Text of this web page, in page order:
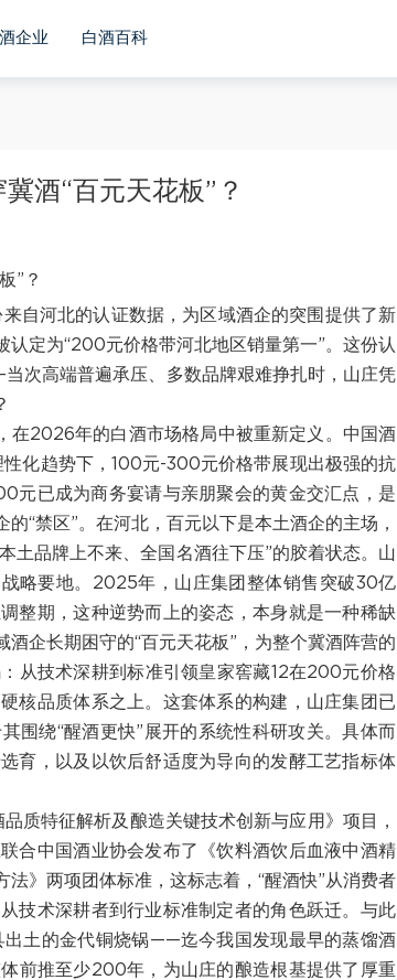
企业 白酒百科
酒“百元天花板”？
自河北的认证数据，为区域酒企的突围提供了新
定为“200元价格带河北地区销量第一”。这份认
次高端普遍承压、多数品牌艰难挣扎时，山庄凭
在2026年的白酒市场格局中被重新定义。中国酒
化趋势下，100元-300元价格带展现出极强的抗
元已成为商务宴请与亲朋聚会的黄金交汇点，是
“禁区”。在河北，百元以下是本土酒企的主场，
品牌上不来、全国名酒往下压”的胶着状态。山
略要地。2025年，山庄集团整体销售突破30亿
整期，这种逆势而上的姿态，本身就是一种稀缺
企长期困守的“百元天花板”，为整个冀酒阵营的
从技术深耕到标准引领皇家窖藏12在200元价格
核品质体系之上。这套体系的构建，山庄集团已
围绕“醒酒更快”展开的系统性科研攻关。具体而
育，以及以饮后舒适度为导向的发酵工艺指标体
质特征解析及酿造关键技术创新与应用》项目，
合中国酒业协会发布了《饮料酒饮后血液中酒精
》两项团体标准，这标志着，“醒酒快”从消费者
技术深耕者到行业标准制定者的角色跃迁。与此
出土的金代铜烧锅——迄今我国发现最早的蒸馏酒
前推至少200年，为山庄的酿造根基提供了厚重